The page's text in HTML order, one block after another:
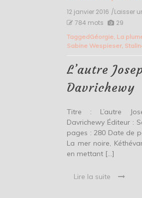
12 janvier 2016 /Laisser
784 mots 29
TaggedGéorgie La
Sabine Wespieser,
L’autre
Davrichewy
Titre : L’autre
Davrichewy Éditeur :
pages : 280 Date de
La mer noire,
en mettant […]
Lire la suite